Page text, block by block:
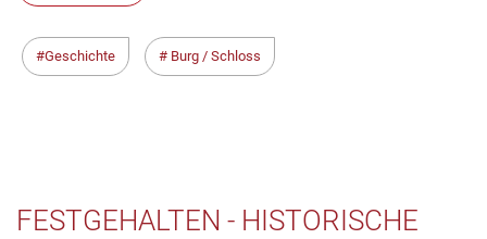
Geschichte Burg / Schloss
FESTGEHALTEN - HISTORISCHE